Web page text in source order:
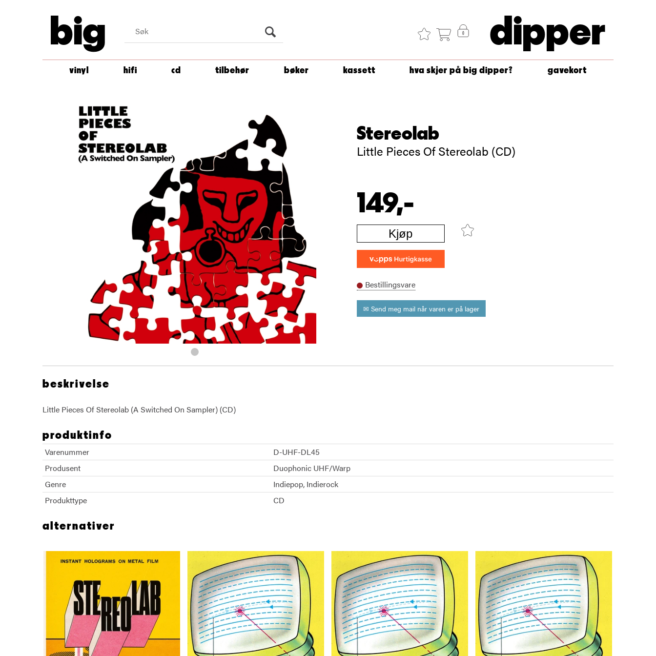
big dipper
vinyl hifi cd tilbehør bøker kassett hva skjer på big dipper? gavekort
Stereolab
Little Pieces Of Stereolab (CD)
149,-
Kjøp
Bestillingsvare
✉ Send meg mail når varen er på lager
beskrivelse
Little Pieces Of Stereolab (A Switched On Sampler) (CD)
produktinfo
Varenummer
D-UHF-DL45
Produsent
Duophonic UHF/Warp
Genre
Indiepop Indierock
Produkttype
CD
alternativer